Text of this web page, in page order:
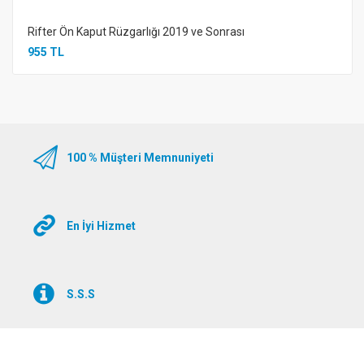
Rifter Ön Kaput Rüzgarlığı 2019 ve Sonrası
955 TL
100 % Müşteri Memnuniyeti
En İyi Hizmet
S.S.S